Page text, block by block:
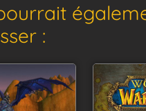
: